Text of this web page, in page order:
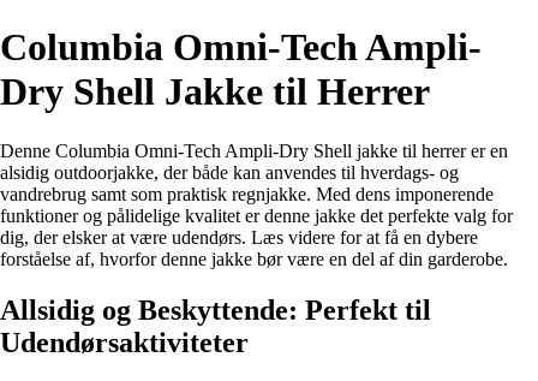
Columbia Omni-Tech Ampli-
Dry Shell Jakke til Herrer
Denne Columbia Omni-Tech Ampli-Dry Shell jakke til herrer er en
alsidig outdoorjakke, der både kan anvendes til hverdags- og
vandrebrug samt som praktisk regnjakke. Med dens imponerende
funktioner og pålidelige kvalitet er denne jakke det perfekte valg for
dig, der elsker at være udendørs. Læs videre for at få en dybere
forståelse af, hvorfor denne jakke bør være en del af din garderobe.
Allsidig og Beskyttende: Perfekt til
Udendørsaktiviteter